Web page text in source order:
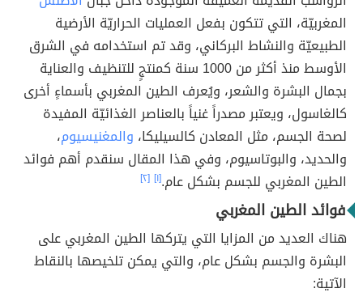
المغربيّة، التي تتكون بفعل العمليات الحراريّة الأرضية
الطبيعيّة والنشاط البركاني، وقد تم استخدامه في الشرق
الأوسط منذ أكثر من 1000 سنة كمنتجٍ للتنظيف والعناية
بجمال البشرة والشعر، ويُعرف الطين المغربي بأسماءٍ أخرى
كالغاسول، ويعتبر مصدراً غنياً بالعناصر الغذائيّة المفيدة
لصحة الجسم، مثل المعادن كالسيليكا، والمغنيسيوم،
والحديد، والبوتاسيوم، وفي هذا المقال سنقدم أهم فوائد
الطين المغربي للجسم بشكل عام.[١] [٢]
فوائد الطين المغربي
هناك العديد من المزايا التي يتركها الطين المغربي على
البشرة والجسم بشكل عام، والتي يمكن تلخيصها بالنقاط
الآتية: